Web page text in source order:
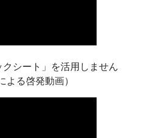
シート」を活用しません
よる啓発動画）